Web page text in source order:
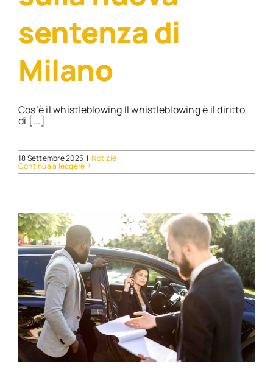
sentenza di
Milano
Cos’è il whistleblowing Il whistleblowing è il diritto
di [...]
18 Settembre 2025 | Notizie
Continua a leggere